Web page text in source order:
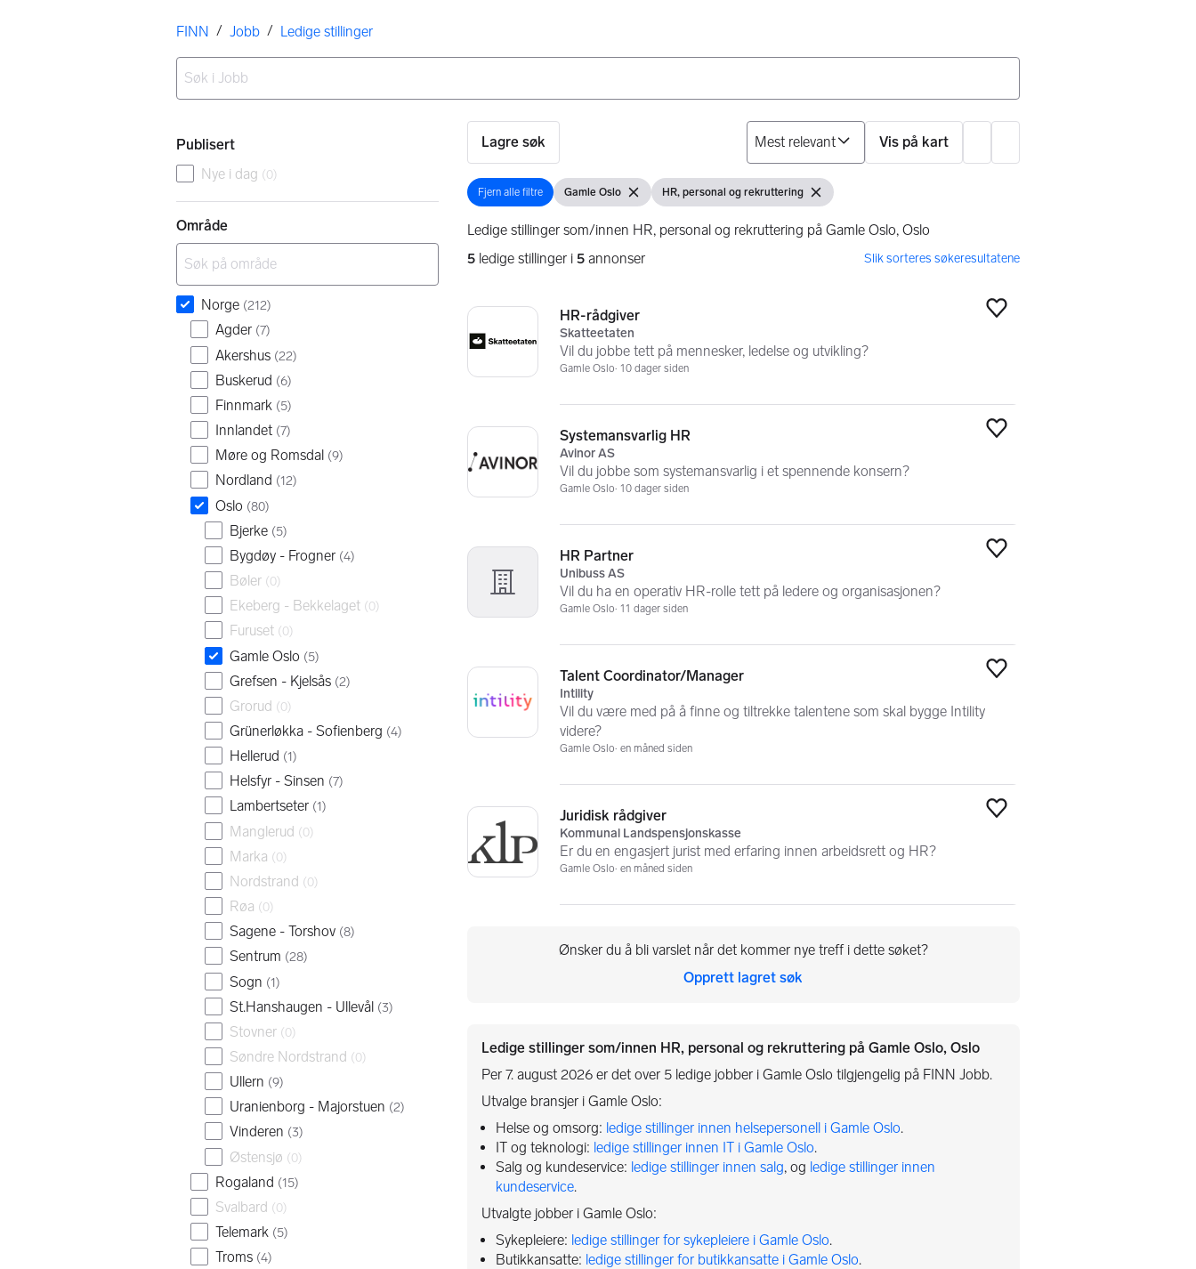
Her er du
FINN / Jobb / Ledige stillinger
Filtre
Publisert
Nye i dag (0)
Område
Norge (212)
Agder (7)
Akershus (22)
Buskerud (6)
Finnmark (5)
Innlandet (7)
Møre og Romsdal (9)
Nordland (12)
Oslo (80)
Bjerke (5)
Bygdøy - Frogner (4)
Bøler (0)
Ekeberg - Bekkelaget (0)
Furuset (0)
Gamle Oslo (5)
Grefsen - Kjelsås (2)
Grorud (0)
Grünerløkka - Sofienberg (4)
Hellerud (1)
Helsfyr - Sinsen (7)
Lambertseter (1)
Manglerud (0)
Marka (0)
Nordstrand (0)
Røa (0)
Sagene - Torshov (8)
Sentrum (28)
Sogn (1)
St.Hanshaugen - Ullevål (3)
Stovner (0)
Søndre Nordstrand (0)
Ullern (9)
Uranienborg - Majorstuen (2)
Vinderen (3)
Østensjø (0)
Rogaland (15)
Svalbard (0)
Telemark (5)
Troms (4)
Lagre søk
Sorter på
Vis på kart
Fjern alle filtre
Fjern alle filtre Vis filter
Gamle Oslo Fjern filterVis filter
HR, personal og rekruttering Fjern filter
Ledige stillinger som/innen HR, personal og rekruttering på Gamle Oslo, Oslo
5ledige stillinger i 5annonser
Søkeresultater
HR-rådgiver
Skatteetaten
Vil du jobbe tett på mennesker, ledelse og utvikling?
Gamle Oslo 10 dager siden
Systemansvarlig HR
Avinor AS
Vil du jobbe som systemansvarlig i et spennende konsern?
Gamle Oslo 10 dager siden
HR Partner
Unibuss AS
Vil du ha en operativ HR-rolle tett på ledere og organisasjonen?
Gamle Oslo 11 dager siden
Talent Coordinator/Manager
Intility
Vil du være med på å finne og tiltrekke talentene som skal bygge Intility
videre?
Gamle Oslo en måned siden
Juridisk rådgiver
Kommunal Landspensjonskasse
Er du en engasjert jurist med erfaring innen arbeidsrett og HR?
Gamle Oslo en måned siden
Ønsker du å bli varslet når det kommer nye treff i dette søket?
Opprett lagret søk
Ledige stillinger som/innen HR, personal og rekruttering på Gamle Oslo, Oslo
Per 7. august 2026 er det over 5 ledige jobber i Gamle Oslo tilgjengelig på FINN Jobb.
Utvalge bransjer i Gamle Oslo:
Helse og omsorg: ledige stillinger innen helsepersonell i Gamle Oslo.
IT og teknologi: ledige stillinger innen IT i Gamle Oslo.
Salg og kundeservice: ledige stillinger innen salg, og ledige stillinger innen
kundeservice.
Utvalgte jobber i Gamle Oslo:
Sykepleiere: ledige stillinger for sykepleiere i Gamle Oslo.
Butikkansatte: ledige stillinger for butikkansatte i Gamle Oslo.